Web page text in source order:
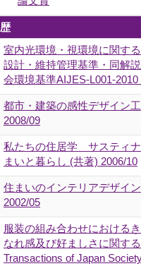
室内光環境・視環境に関す
設計・維持管理基準・同解
会環境基準AIJES-L001-
都市・建築の感性デザイン
2008/09
私たちの住居学 サスティ
まいと暮らし (共著) 2006/10
住まいのインテリアデザイ
2002/05
服装の組み合わせにおける
なれ感及び好ましさに関す
Transactions of Japan